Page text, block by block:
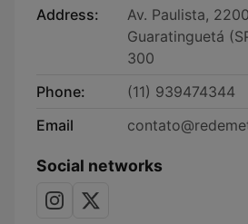
Address:
Av. Paulista,
Guaratinguetá
300
Phone:
(11) 939474344
Email
Social networks